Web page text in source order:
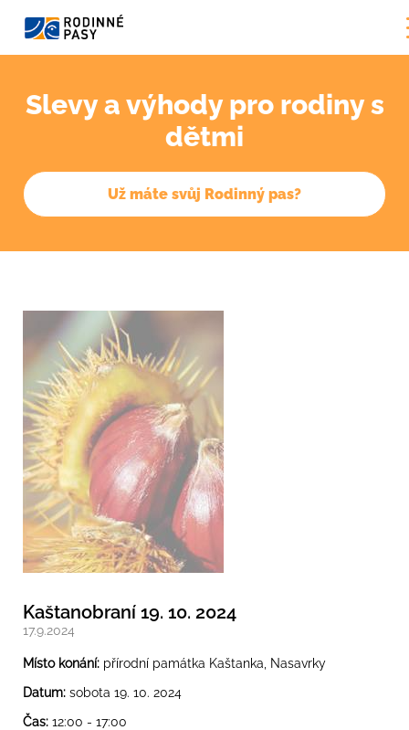
Slevy a výhody pro rodiny s
dětmi
Už máte svůj Rodinný pas?
Kaštanobraní 19. 10. 2024
17.9.2024
Místo konání: přírodní památka Kaštanka, Nasavrky
Datum: sobota 19. 10. 2024
Čas: 12:00 - 17:00